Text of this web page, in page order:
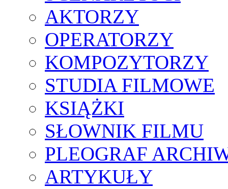
AKTORZY
OPERATORZY
KOMPOZYTORZY
STUDIA FILMOWE
KSIĄŻKI
SŁOWNIK FILMU
PLEOGRAF
ARTYKUŁY